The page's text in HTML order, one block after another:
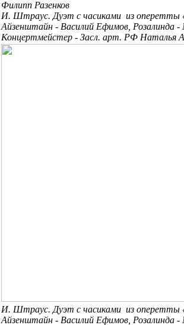
Филипп Разенков
И. Штраус. Дуэт с часиками из оперетты
Айзенштайн - Василий Ефимов, Розалинда
Концертмейстер - Засл. арт. РФ Наталья
И. Штраус. Дуэт с часиками из оперетты
Айзенштайн - Василий Ефимов, Розалинда -